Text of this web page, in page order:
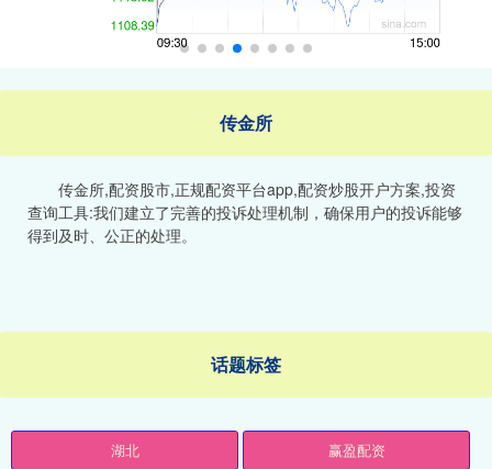
传金所
传金所,配资股市,正规配资平台app,配资炒股开户方案,投资
查询工具:我们建立了完善的投诉处理机制，确保用户的投诉能够
得到及时、公正的处理。
话题标签
湖北 赢盈配资